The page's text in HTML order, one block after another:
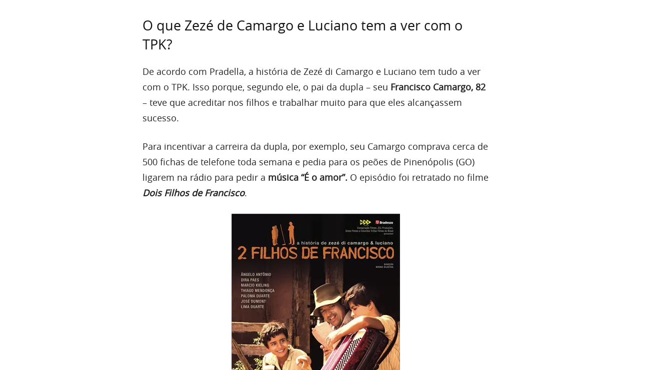
O que Zezé de Camargo e Luciano tem a ver com o
TPK?
De acordo com Pradella, a história de Zezé di Camargo e Luciano tem tudo a ver
com o TPK. Isso porque, segundo ele, o pai da dupla – seu Francisco Camargo, 82
– teve que acreditar nos filhos e trabalhar muito para que eles alcançassem
sucesso.
Para incentivar a carreira da dupla, por exemplo, seu Camargo comprava cerca de
500 fichas de telefone toda semana e pedia para os peões de Pinenópolis (GO)
ligarem na rádio para pedir a música “É o amor”. O episódio foi retratado no filme
Dois Filhos de Francisco.